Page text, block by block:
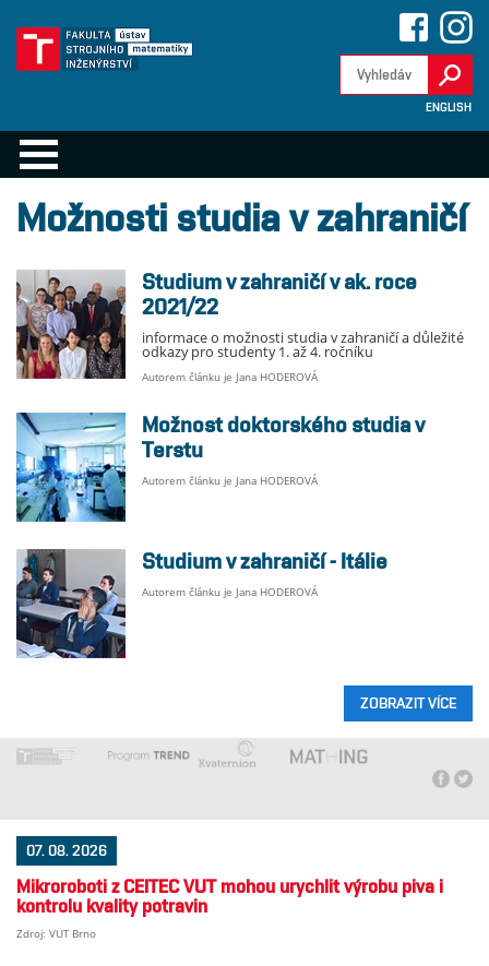
ENGLISH
Možnosti studia v zahraničí
Studium v zahraničí v ak. roce
2021/22
informace o možnosti studia v zahraničí a důležité
odkazy pro studenty 1. až 4. ročníku
Autorem článku je Jana HODEROVÁ
Možnost doktorského studia v
Terstu
Autorem článku je Jana HODEROVÁ
Studium v zahraničí - Itálie
Autorem článku je Jana HODEROVÁ
ZOBRAZIT VÍCE
07. 08. 2026
Mikroroboti z CEITEC VUT mohou urychlit výrobu piva i
kontrolu kvality potravin
Zdroj: VUT Brno